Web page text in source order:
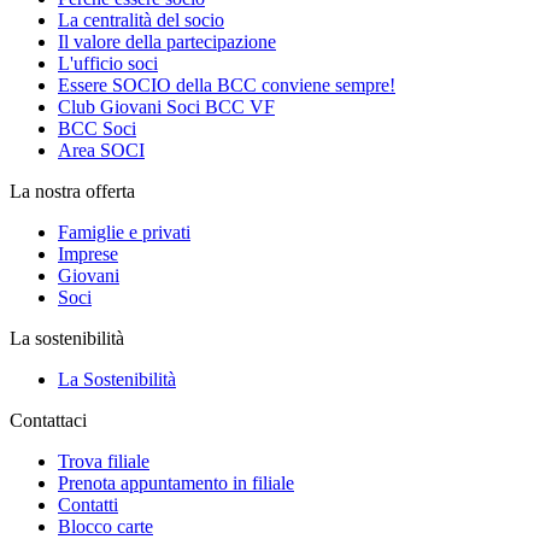
La centralità del socio
Il valore della partecipazione
L'ufficio soci
Essere SOCIO della BCC conviene sempre!
Club Giovani Soci BCC VF
BCC Soci
Area SOCI
La nostra offerta
Famiglie e privati
Imprese
Giovani
Soci
La sostenibilità
La Sostenibilità
Contattaci
Trova filiale
Prenota appuntamento in filiale
Contatti
Blocco carte